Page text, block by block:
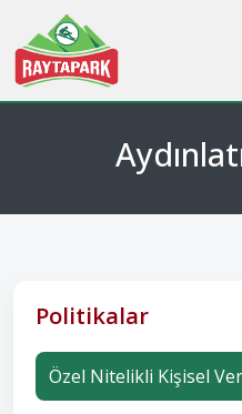
Politikalar
Özel Nitelikli Kişisel